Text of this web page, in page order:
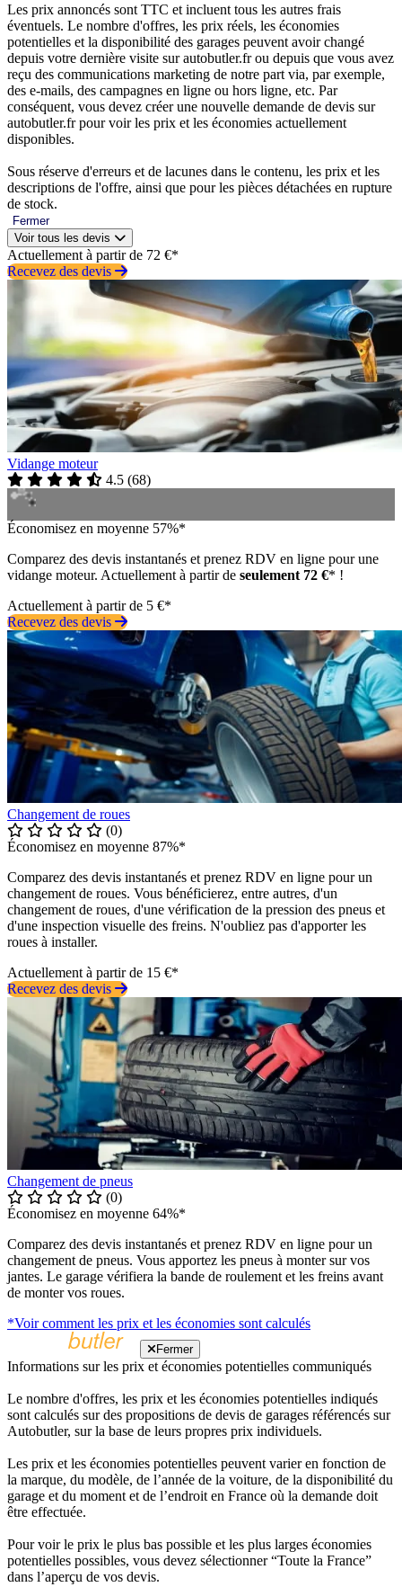
Les prix annoncés sont TTC et incluent tous les autres frais
éventuels. Le nombre d'offres, les prix réels, les économies
potentielles et la disponibilité des garages peuvent avoir changé
depuis votre dernière visite sur autobutler.fr ou depuis que vous avez
reçu des communications marketing de notre part via, par exemple,
des e-mails, des campagnes en ligne ou hors ligne, etc. Par
conséquent, vous devez créer une nouvelle demande de devis sur
autobutler.fr pour voir les prix et les économies actuellement
disponibles.
Sous réserve d'erreurs et de lacunes dans le contenu, les prix et les
descriptions de l'offre, ainsi que pour les pièces détachées en rupture
de stock.
Fermer
Voir tous les devis
Actuellement à partir de 72 €*
Recevez des devis
Vidange moteur
4.5 (68)
Économisez en moyenne 57%*
Comparez des devis instantanés et prenez RDV en ligne pour une
vidange moteur. Actuellement à partir de seulement 72 €* !
Actuellement à partir de 5 €*
Recevez des devis
Changement de roues
(0)
Économisez en moyenne 87%*
Comparez des devis instantanés et prenez RDV en ligne pour un
changement de roues. Vous bénéficierez, entre autres, d'un
changement de roues, d'une vérification de la pression des pneus et
d'une inspection visuelle des freins. N'oubliez pas d'apporter les
roues à installer.
Actuellement à partir de 15 €*
Recevez des devis
Changement de pneus
(0)
Économisez en moyenne 64%*
Comparez des devis instantanés et prenez RDV en ligne pour un
changement de pneus. Vous apportez les pneus à monter sur vos
jantes. Le garage vérifiera la bande de roulement et les freins avant
de monter vos roues.
*Voir comment les prix et les économies sont calculés
Fermer
Informations sur les prix et économies potentielles communiqués
Le nombre d'offres, les prix et les économies potentielles indiqués
sont calculés sur des propositions de devis de garages référencés sur
Autobutler, sur la base de leurs propres prix individuels.
Les prix et les économies potentielles peuvent varier en fonction de
la marque, du modèle, de l’année de la voiture, de la disponibilité du
garage et du moment et de l’endroit en France où la demande doit
être effectuée.
Pour voir le prix le plus bas possible et les plus larges économies
potentielles possibles, vous devez sélectionner “Toute la France”
dans l’aperçu de vos devis.